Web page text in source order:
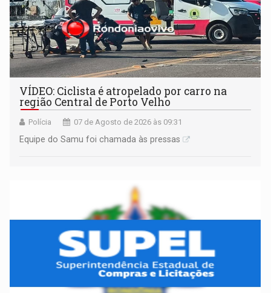
VÍDEO: Ciclista é atropelado por carro na
região Central de Porto Velho
Polícia 07 de Agosto de 2026 às 09:31
Equipe do Samu foi chamada às pressas